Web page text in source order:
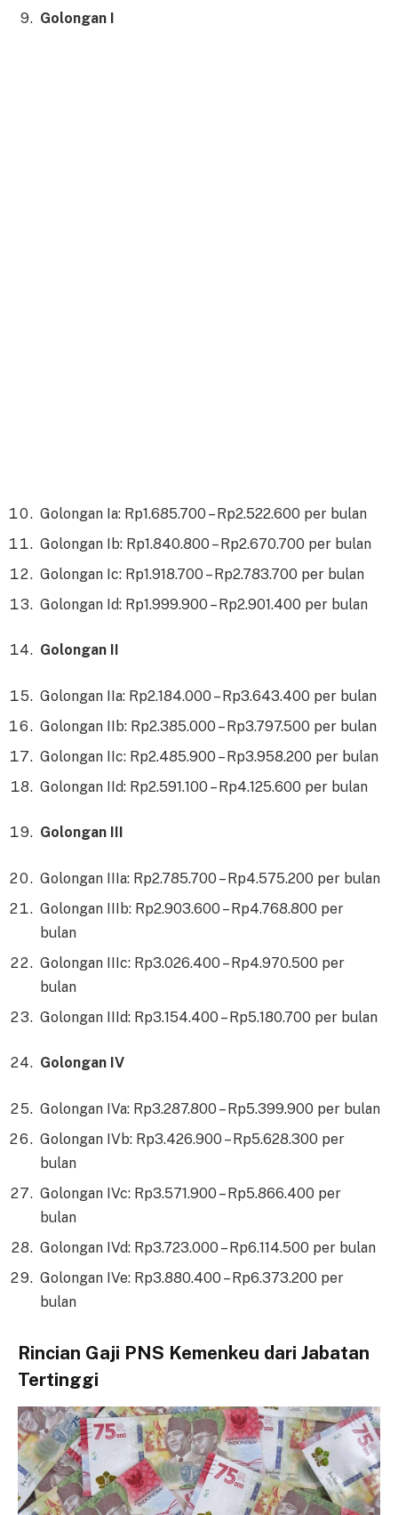
Golongan I
Golongan Ia: Rp1.685.700 – Rp2.522.600 per bulan
Golongan Ib: Rp1.840.800 – Rp2.670.700 per bulan
Golongan Ic: Rp1.918.700 – Rp2.783.700 per bulan
Golongan Id: Rp1.999.900 – Rp2.901.400 per bulan
Golongan II
Golongan IIa: Rp2.184.000 – Rp3.643.400 per bulan
Golongan IIb: Rp2.385.000 – Rp3.797.500 per bulan
Golongan IIc: Rp2.485.900 – Rp3.958.200 per bulan
Golongan IId: Rp2.591.100 – Rp4.125.600 per bulan
Golongan III
Golongan IIIa: Rp2.785.700 – Rp4.575.200 per bulan
Golongan IIIb: Rp2.903.600 – Rp4.768.800 per
bulan
Golongan IIIc: Rp3.026.400 – Rp4.970.500 per
bulan
Golongan IIId: Rp3.154.400 – Rp5.180.700 per bulan
Golongan IV
Golongan IVa: Rp3.287.800 – Rp5.399.900 per bulan
Golongan IVb: Rp3.426.900 – Rp5.628.300 per
bulan
Golongan IVc: Rp3.571.900 – Rp5.866.400 per
bulan
Golongan IVd: Rp3.723.000 – Rp6.114.500 per bulan
Golongan IVe: Rp3.880.400 – Rp6.373.200 per
bulan
Rincian Gaji PNS Kemenkeu dari Jabatan
Tertinggi